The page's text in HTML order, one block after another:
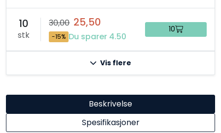
10
stk
30,00 25,50
-15% Du sparer 4.50
10
Vis flere
Beskrivelse
Spesifikasjoner